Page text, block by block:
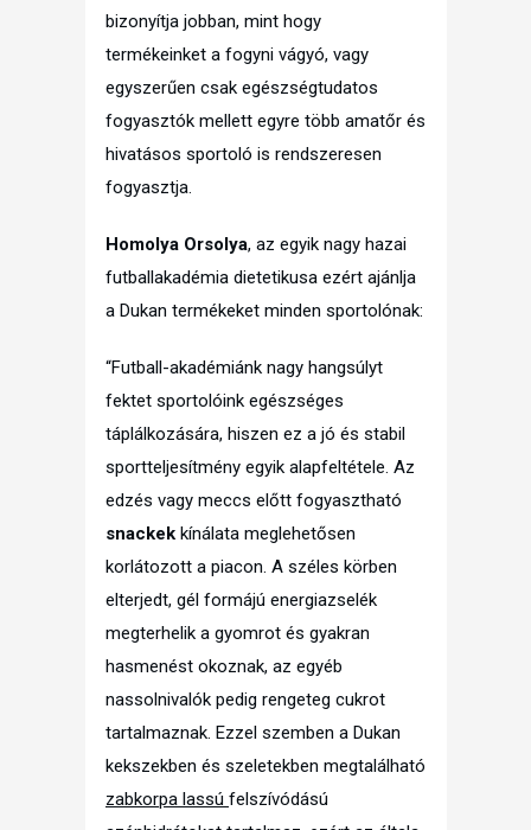
bizonyítja jobban, mint hogy
termékeinket a fogyni vágyó, vagy
egyszerűen csak egészségtudatos
fogyasztók mellett egyre több amatőr és
hivatásos sportoló is rendszeresen
fogyasztja.
Homolya Orsolya, az egyik nagy hazai
futballakadémia dietetikusa ezért ajánlja
a Dukan termékeket minden sportolónak:
“Futball-akadémiánk nagy hangsúlyt
fektet sportolóink egészséges
táplálkozására, hiszen ez a jó és stabil
sportteljesítmény egyik alapfeltétele. Az
edzés vagy meccs előtt fogyasztható
snackek kínálata meglehetősen
korlátozott a piacon. A széles körben
elterjedt, gél formájú energiazselék
megterhelik a gyomrot és gyakran
hasmenést okoznak, az egyéb
nassolnivalók pedig rengeteg cukrot
tartalmaznak. Ezzel szemben a Dukan
kekszekben és szeletekben megtalálható
zabkorpa lassú felszívódású